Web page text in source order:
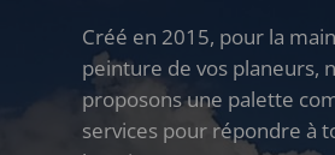
Créé en 2015, pour la
peinture de vos planeurs,
proposons une palette
services pour répondre à